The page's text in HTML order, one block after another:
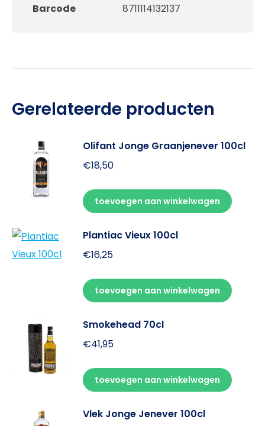
Barcode 8711114132137
Gerelateerde producten
Olifant Jonge Graanjenever 100cl
€18,50
toevoegen aan winkelwagen
Plantiac Vieux 100cl
€16,25
toevoegen aan winkelwagen
Smokehead 70cl
€41,95
toevoegen aan winkelwagen
Vlek Jonge Jenever 100cl